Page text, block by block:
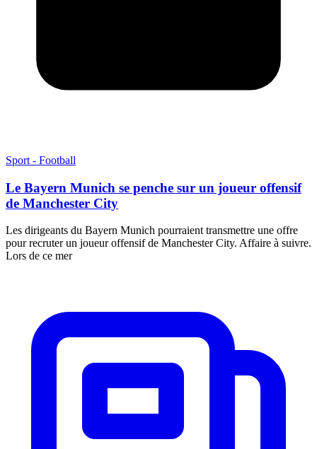
Sport - Football
Le Bayern Munich se penche sur un joueur offensif
de Manchester City
Les dirigeants du Bayern Munich pourraient transmettre une offre
pour recruter un joueur offensif de Manchester City. Affaire à suivre.
Lors de ce mer